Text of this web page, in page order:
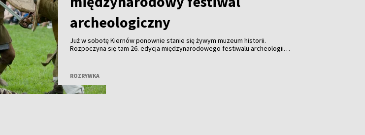
archeologiczny
Już w sobotę Kiernów ponownie stanie się żywym muzeum historii.
Rozpoczyna się tam 26. edycja międzynarodowego festiwalu archeologii
poznać dawne rzemiosła oraz wziąć udział w licznych warsztatach i pokazach.
ROZRYWKA